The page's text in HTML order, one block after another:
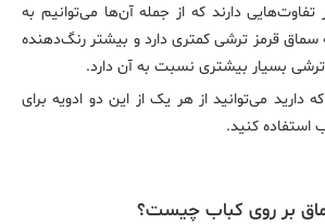
تفاوت‌هایی دارند که از جمله آن‌ها می‌توانیم به
سماق قرمز ترشی کمتری دارد و بیشتر رنگ‌دهنده
بسیار بیشتری نسبت به آن دارد.
دارید می‌توانید از هر یک از این دو ادویه برای
استفاده کنید.
بر روی کباب چیست؟